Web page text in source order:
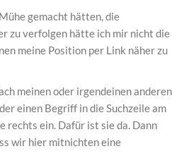
gemacht hätten, die
zu verfolgen hätte ich mir nicht die
meine Position per Link näher zu
meinen oder irgendeinen anderen
einen Begriff in die Suchzeile am
rechts ein. Dafür ist sie da. Dann
wir hier mitnichten eine